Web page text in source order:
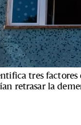
tres factores
retrasar la